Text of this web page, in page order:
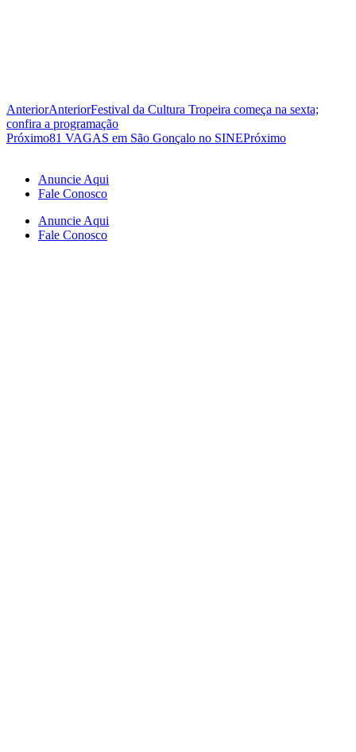
AnteriorAnteriorFestival da Cultura Tropeira começa na sexta;
confira a programação
Próximo81 VAGAS em São Gonçalo no SINEPróximo
Anuncie Aqui
Fale Conosco
Anuncie Aqui
Fale Conosco